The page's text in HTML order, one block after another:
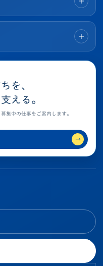
を、
える。
集中の仕事をご案内します。
→